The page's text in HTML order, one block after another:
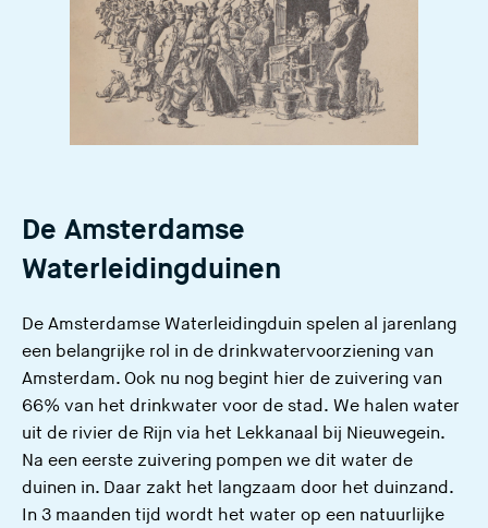
De Amsterdamse
Waterleidingduinen
De Amsterdamse Waterleidingduin spelen al jarenlang
een belangrijke rol in de drinkwatervoorziening van
Amsterdam. Ook nu nog begint hier de zuivering van
66% van het drinkwater voor de stad. We halen water
uit de rivier de Rijn via het Lekkanaal bij Nieuwegein.
Na een eerste zuivering pompen we dit water de
duinen in. Daar zakt het langzaam door het duinzand.
In 3 maanden tijd wordt het water op een natuurlijke